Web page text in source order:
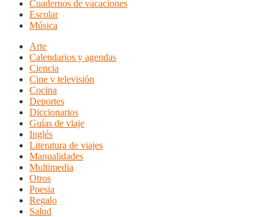
Cuadernos de vacaciones
Escolar
Música
Arte
Calendarios y agendas
Ciencia
Cine y televisión
Cocina
Deportes
Diccionarios
Guías de viaje
Inglés
Literatura de viajes
Manualidades
Multimedia
Otros
Poesia
Regalo
Salud